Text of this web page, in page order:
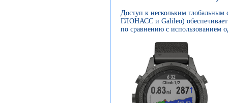
Доступ к нескольким
ГЛОНАСС и Galileo) обеспечивает
по сравнению с использованием